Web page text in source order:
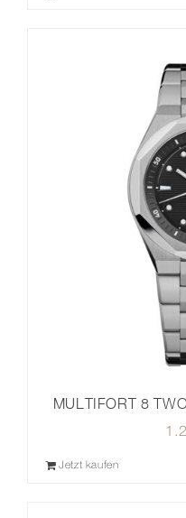
MULTIFORT 8
Jetzt kaufen